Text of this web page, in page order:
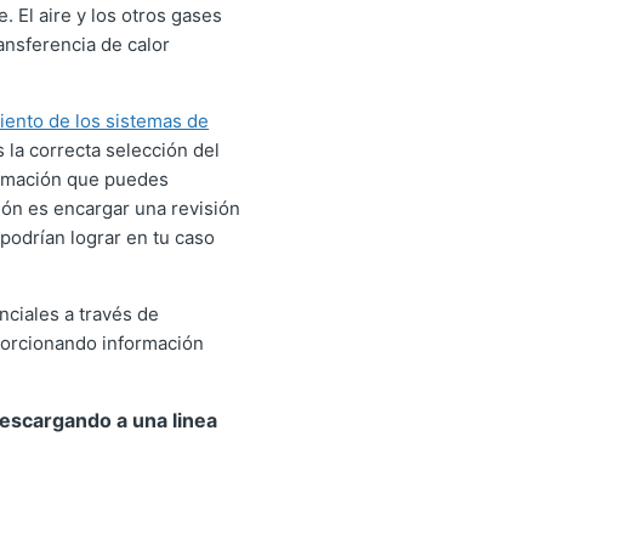
El aire y los otros gases
de calor
de los sistemas de
la correcta selección del
que puedes
es encargar una revisión
lograr en tu caso
a través de
información
a una linea